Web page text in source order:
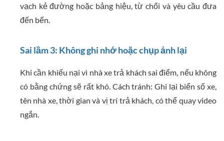
vạch kẻ đường hoặc bảng hiệu, từ chối và yêu cầu đưa
đến bến.
Sai lầm 3: Không ghi nhớ hoặc chụp ảnh lại
Khi cần khiếu nại vì nhà xe trả khách sai điểm, nếu không
có bằng chứng sẽ rất khó. Cách tránh: Ghi lại biển số xe,
tên nhà xe, thời gian và vị trí trả khách, có thể quay video
ngắn.